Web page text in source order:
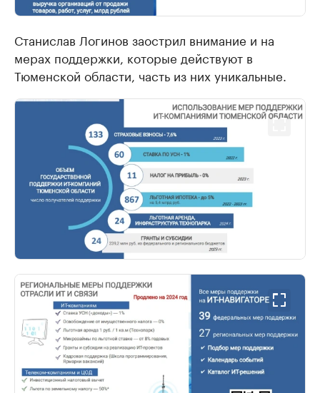
Станислав Логинов заострил внимание и на
мерах поддержки, которые действуют в
Тюменской области, часть из них уникальные.